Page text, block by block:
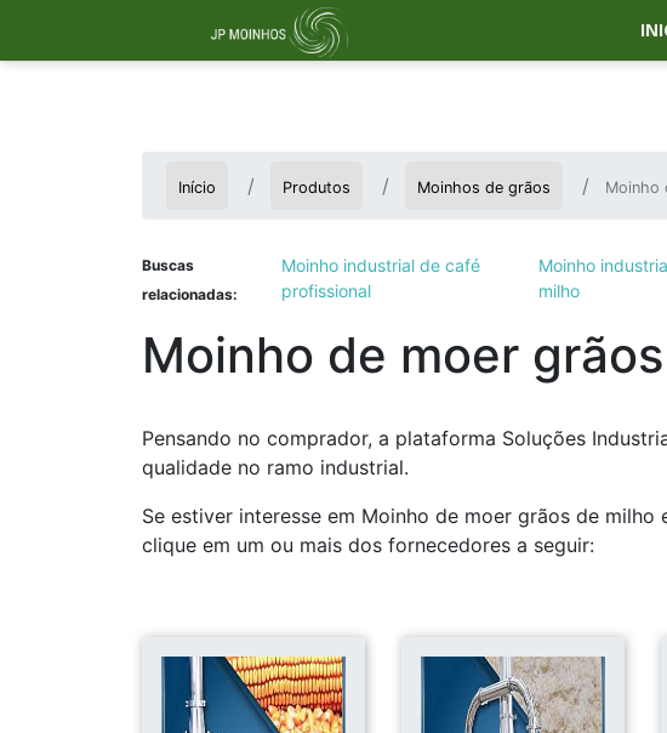
Início Produtos Moinhos de grãos Moinho
Buscas
relacionadas:
Moinho industrial de café
profissional
Moinho
milho
Moinho de moer
Pensando no comprador, a plataforma Soluções
qualidade no ramo industrial.
Se estiver interesse em Moinho de moer grãos de
clique em um ou mais dos fornecedores a seguir: